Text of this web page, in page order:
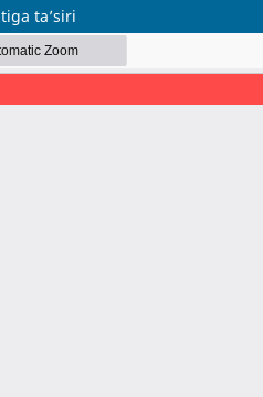
ta’siri